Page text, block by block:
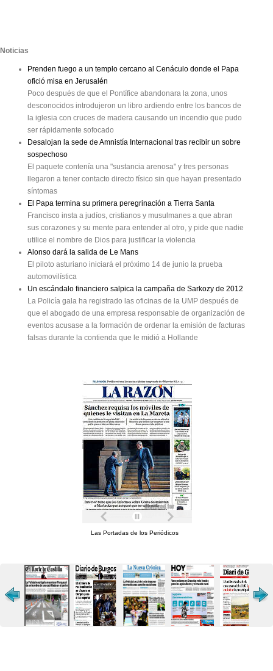
Noticias
Prenden fuego a un templo cercano al Cenáculo donde el Papa
ofició misa en Jerusalén
Poco después de que el Pontífice abandonara la zona, unos
desconocidos introdujeron un libro ardiendo entre los bancos de
la iglesia con cruces de madera causando un incendio que pudo
ser rápidamente sofocado
Desalojan la sede de Amnistía Internacional tras recibir un sobre
sospechoso
El paquete contenía una "sustancia arenosa" y tres personas
llegaron a tener contacto directo físico sin que hayan presentado
síntomas
El Papa termina su primera peregrinación a Tierra Santa
Francisco insta a judíos, cristianos y musulmanes a que abran
sus corazones y su mente para entender al otro, y pide que nadie
utilice el nombre de Dios para justificar la violencia
Alonso dará la salida de Le Mans
El piloto asturiano iniciará el próximo 14 de junio la prueba
automovilística
Un escándalo financiero salpica la campaña de Sarkozy de 2012
La Policía gala ha registrado las oficinas de la UMP después de
que el abogado de una empresa responsable de organización de
eventos acusase a la formación de ordenar la emisión de facturas
falsas durante la contienda que le midió a Hollande
Las Portadas de los Periódicos